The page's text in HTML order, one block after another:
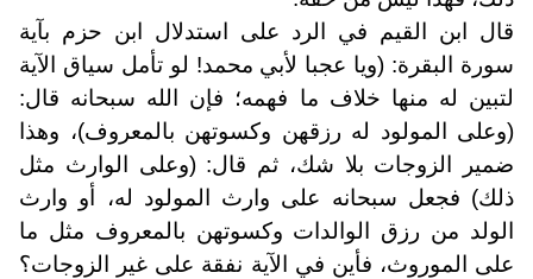
قال ابن القيم في الرد على استدلال ابن حزم بآية
سورة البقرة: (ويا عجبا لأبي محمد! لو تأمل سياق الآية
لتبين له منها خلاف ما فهمه؛ فإن الله سبحانه قال:
(وعلى المولود له رزقهن وكسوتهن بالمعروف)، وهذا
ضمير الزوجات بلا شك، ثم قال: (وعلى الوارث مثل
ذلك) فجعل سبحانه على وارث المولود له، أو وارث
الولد من رزق الوالدات وكسوتهن بالمعروف مثل ما
على الموروث، فأين في الآية نفقة على غير الزوجات؟